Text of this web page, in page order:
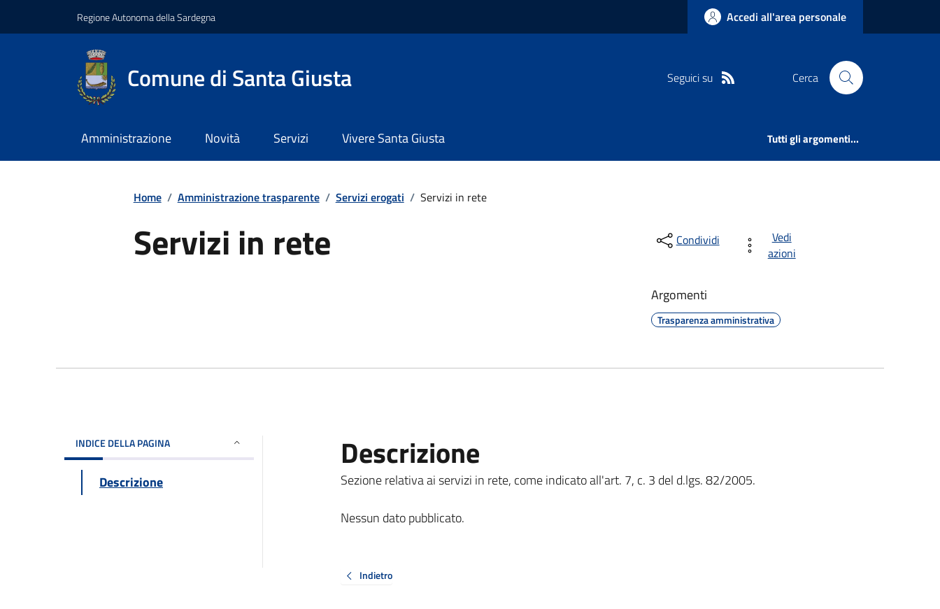
Regione Autonoma della Sardegna Accedi all'area personale
Comune di Santa Giusta Seguici su Cerca
Amministrazione Novità Servizi Vivere Santa Giusta Tutti gli argomenti...
Home / Amministrazione trasparente / Servizi erogati / Servizi in rete
Servizi in rete Condividi
Vedi
azioni
Argomenti
Trasparenza amministrativa
INDICE DELLA PAGINA
Descrizione
Descrizione
Sezione relativa ai servizi in rete, come indicato all'art. 7, c. 3 del d.lgs. 82/2005.
Nessun dato pubblicato.
Indietro